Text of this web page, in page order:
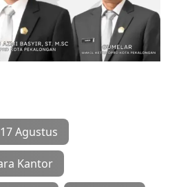
Agustus
Kantor